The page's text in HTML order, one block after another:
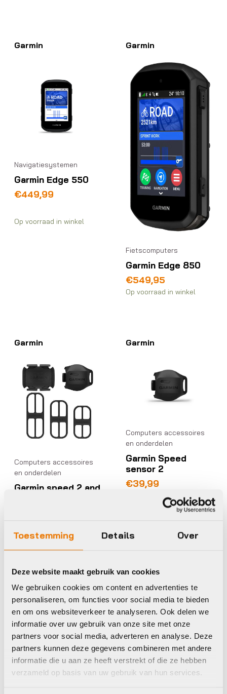
Toestemming Details Over
Deze website maakt gebruik van cookies
We gebruiken cookies om content en advertenties te
personaliseren, om functies voor social media te bieden
en om ons websiteverkeer te analyseren. Ook delen we
informatie over uw gebruik van onze site met onze
partners voor social media, adverteren en analyse. Deze
partners kunnen deze gegevens combineren met andere
informatie die u aan ze heeft verstrekt of die ze hebben
verzameld op basis van uw gebruik van hun services.
Garmin
Navigatiesystemen
Garmin Edge 550
€449,99
Op voorraad in winkel
Garmin
Fietscomputers
Garmin Edge 850
€549,95
Op voorraad in winkel
Garmin
Computers accessoires
en onderdelen
Garmin speed 2 and
Garmin
Computers accessoires
en onderdelen
Garmin Speed
sensor 2
€39,99
Sp Connect
Computers accessoires
Bosch